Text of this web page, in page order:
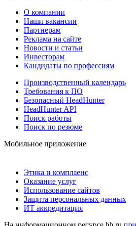
О компании
Наши вакансии
Партнерам
Реклама на сайте
Новости и статьи
Инвесторам
Кандидаты по профессиям
Производственный календарь
Требования к ПО
Безопасный HeadHunter
HeadHunter API
Поиск работы
Поиск по резюме
Мобильное приложение
Этика и комплаенс
Оказание услуг
Использование сайтов
Защита персональных данных
ИТ аккредитация